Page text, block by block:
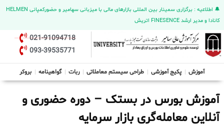
🔔 اطلاعیه : برگزاری سمینار بین المللی بازارهای مالی با میزبانی سهامیر و حضورکمپانی HELMEN
کانادا و مدیر ارشد FINESENCE اتریش
021-91094718
093-39535771
آموزش پکیج آموزشی طراحی سیستم معاملاتی ربات گواهینامه بروکر
آموزش بورس در بستک – دوره حضوری و
آنلاین معامله‌گری بازار سرمایه